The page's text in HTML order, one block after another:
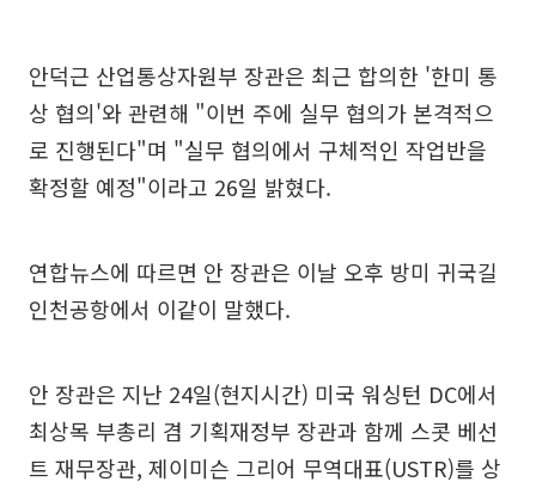
안덕근 산업통상자원부 장관은 최근 합의한 '한미 통
상 협의'와 관련해 "이번 주에 실무 협의가 본격적으
로 진행된다"며 "실무 협의에서 구체적인 작업반을
확정할 예정"이라고 26일 밝혔다.
연합뉴스에 따르면 안 장관은 이날 오후 방미 귀국길
인천공항에서 이같이 말했다.
안 장관은 지난 24일(현지시간) 미국 워싱턴 DC에서
최상목 부총리 겸 기획재정부 장관과 함께 스콧 베선
트 재무장관, 제이미슨 그리어 무역대표(USTR)를 상